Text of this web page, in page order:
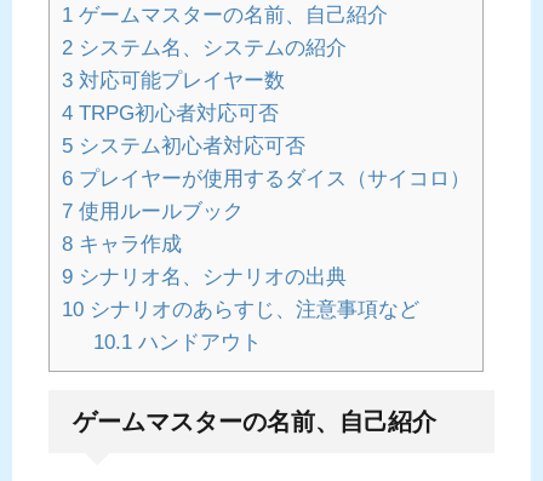
1 ゲームマスターの名前、自己紹介
2 システム名、システムの紹介
3 対応可能プレイヤー数
4 TRPG初心者対応可否
5 システム初心者対応可否
6 プレイヤーが使用するダイス（サイコロ）
7 使用ルールブック
8 キャラ作成
9 シナリオ名、シナリオの出典
10 シナリオのあらすじ、注意事項など
10.1ハンドアウト
ゲームマスターの名前、自己紹介